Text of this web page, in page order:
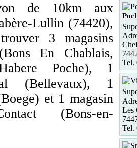
de 10km aux
Lullin (74420),
3 magasins
En Chablais,
Poche), 1
(Bellevaux), 1
et 1 magasin
(Bons-en-
Tel.
Les
Tel.